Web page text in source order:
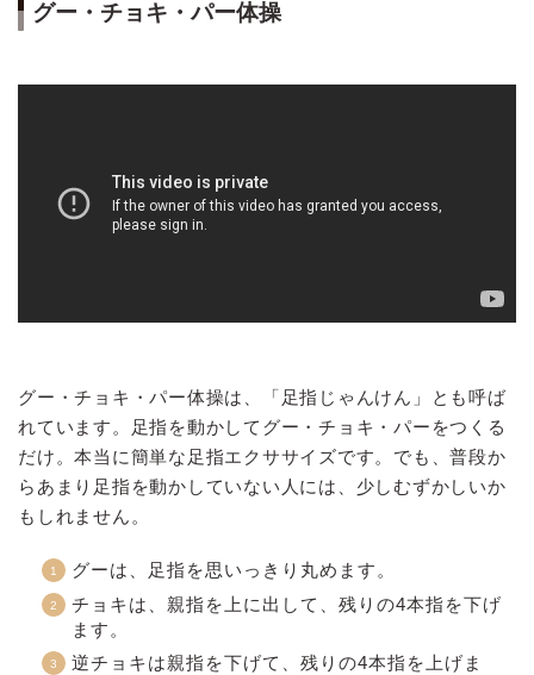
グー・チョキ・パー体操
グー・チョキ・パー体操は、「足指じゃんけん」とも呼ば
れています。足指を動かしてグー・チョキ・パーをつくる
だけ。本当に簡単な足指エクササイズです。でも、普段か
らあまり足指を動かしていない人には、少しむずかしいか
もしれません。
グーは、足指を思いっきり丸めます。
チョキは、親指を上に出して、残りの4本指を下げ
ます。
逆チョキは親指を下げて、残りの4本指を上げま